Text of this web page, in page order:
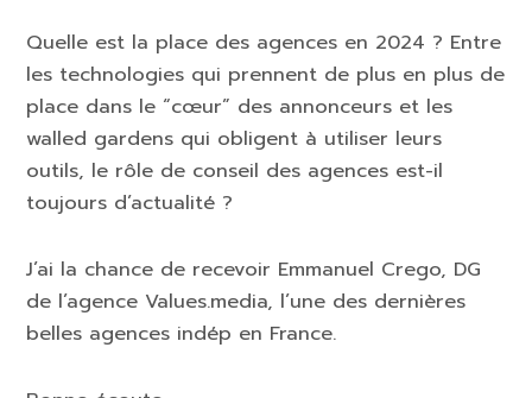
Quelle est la place des agences en 2024 ? Entre
les technologies qui prennent de plus en plus de
place dans le “cœur” des annonceurs et les
walled gardens qui obligent à utiliser leurs
outils, le rôle de conseil des agences est-il
toujours d’actualité ?
J’ai la chance de recevoir Emmanuel Crego, DG
de l’agence Values.media, l’une des dernières
belles agences indép en France.